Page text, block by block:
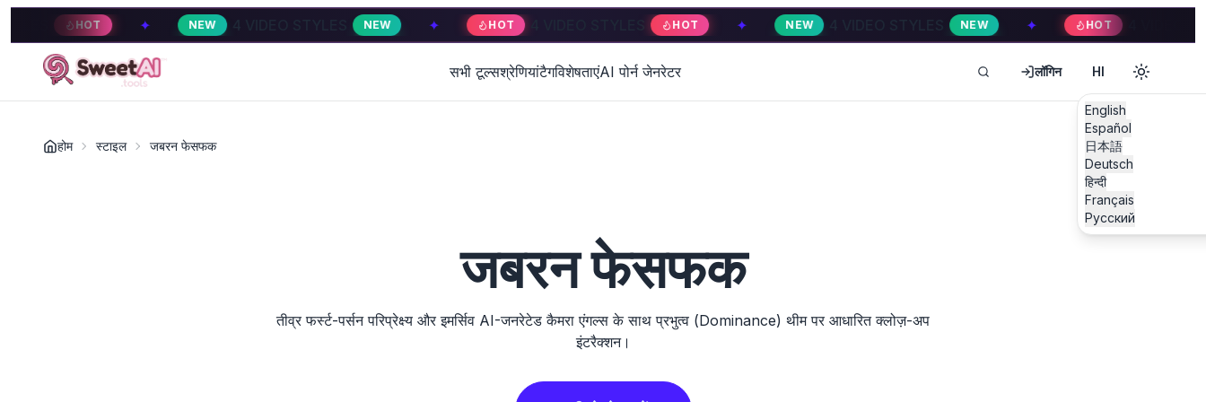
✦ NEW 4 VIDEO STYLES ✦ HOT 4 VIDEO STYLES ✦ NEW 4 VIDEO STYLES ✦ HOT 4 VIDEO STYLES
सभी टूल्सश्रेणियांटैगविशेषताएंAI पोर्न जेनरेटर लॉगिन HI
English
Español
日本語
Deutsch
हिन्दी
Français
Русский
होम स्टाइल जबरन फेसफक
जबरन फेसफक
तीव्र फर्स्ट-पर्सन परिप्रेक्ष्य और इमर्सिव AI-जनरेटेड कैमरा एंगल्स के साथ प्रभुत्व (Dominance) थीम पर आधारित क्लोज़-अप
इंटरैक्शन।